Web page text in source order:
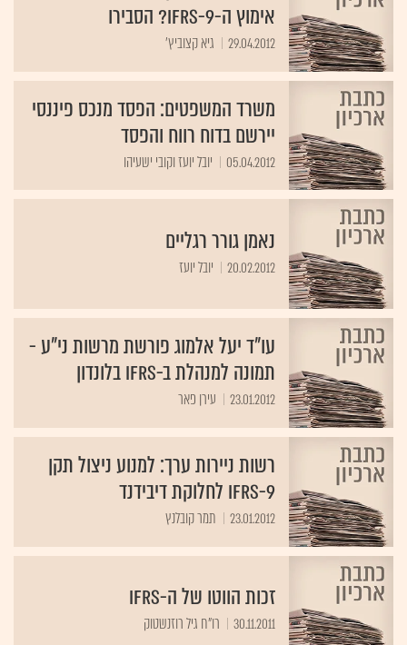
אימוץ ה-IFRS-9? הסבירו
29.04.2012 גיא קצוביץ'
משרד המשפטים: הפסד מנכס פיננסי
יירשם בדוח רווח והפסד
05.04.2012 יובל יועז וקובי ישעיהו
נאמן גורר רגליים
20.02.2012 יובל יועז
עו"ד יעל אלמוג פורשת מרשות ני"ע -
תמונה למנהלת ב-IFRS בלונדון
23.01.2012
רשות ניירות ערך: למנוע ניצול תקן
IFRS-9 לחלוקת דיבידנד
23.01.2012 תמר קובלנץ
זכות הווטו של ה-IFRS
30.11.2011 רו"ח גיל רוזנשטוק